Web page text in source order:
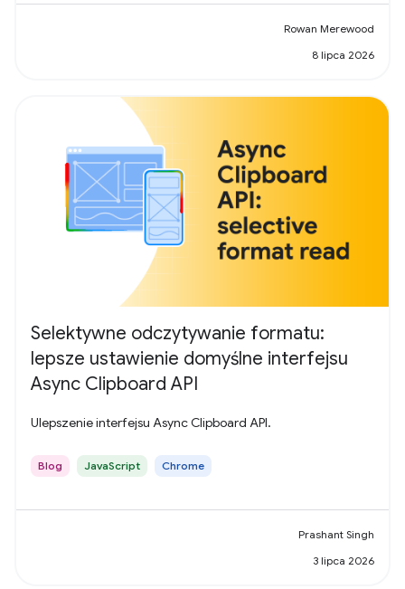
Rowan Merewood
8 lipca 2026
Selektywne odczytywanie formatu:
lepsze ustawienie domyślne interfejsu
Async Clipboard API
Ulepszenie interfejsu Async Clipboard API.
Blog JavaScript Chrome
Prashant Singh
3 lipca 2026